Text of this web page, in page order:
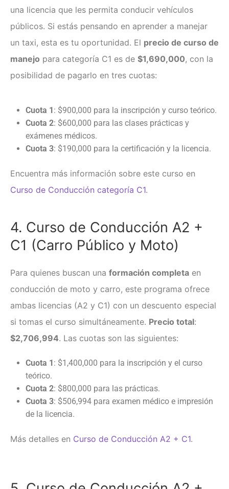
una licencia que les permita conducir vehículos
públicos. Si estás pensando en aprender a manejar
un taxi, esta es tu oportunidad. El precio de curso de
manejo para categoría C1 es de $1,690,000, con la
posibilidad de pagarlo en tres cuotas:
Cuota 1 : $900,000 para la inscripción y curso teórico.
Cuota 2: $600,000 para las clases prácticas y
exámenes médicos.
Cuota 3: $190,000 para la certificación y la licencia.
Encuentra más información sobre este curso en
Curso de Conducción categoría C1.
4. Curso de Conducción A2 +
C1 (Carro Público y Moto)
Para quienes buscan una formación completa en
conducción de moto y carro, este programa ofrece
ambas licencias (A2 y C1) con un descuento especial
si tomas el curso simultáneamente. Precio total:
$2,706,994. Las cuotas son las siguientes:
Cuota 1 : $1,400,000 para la inscripción y el curso
teórico.
Cuota 2: $800,000 para las prácticas.
Cuota 3: $506,994 para examen médico e impresión
de la licencia.
Más detalles en Curso de Conducción A2 + C1.